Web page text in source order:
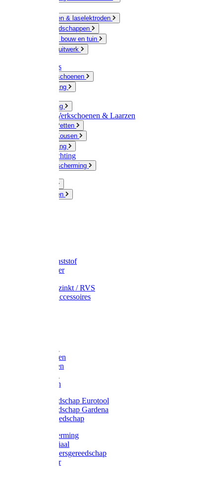
Slijpschijven & laselektroden
Handgereedschappen
IJzerwaren bouw en tuin
Hang en sluitwerk
Disposables
Werkhandschoenen
Regenkleding
Werkkleding
Wandel-/ Werkschoenen & Laarzen
Hoeden / Petten
Sokken / Kousen
Winterkleding
Winkelinrichting
Gelaatsbescherming
Knaagdieren
Emmer kunststof
Schepemmer
Emmer verzinkt / RVS
Regenton accessoires
Gazonharken
Asfaltharken
Hooiharken
Handgereedschap Eurotool
Handgereedschap Gardena
Kindergereedschap
Kniebescherming
Afzetmateriaal
Stratenmakersgereedschap
Straathamer